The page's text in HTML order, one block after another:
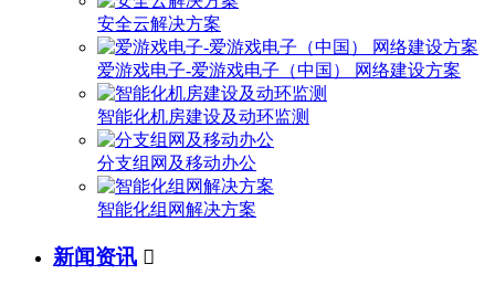
安全云解决方案
爱游戏电子-爱游戏电子（中国） 网络建设方案
智能化机房建设及动环监测
分支组网及移动办公
智能化组网解决方案
新闻资讯 